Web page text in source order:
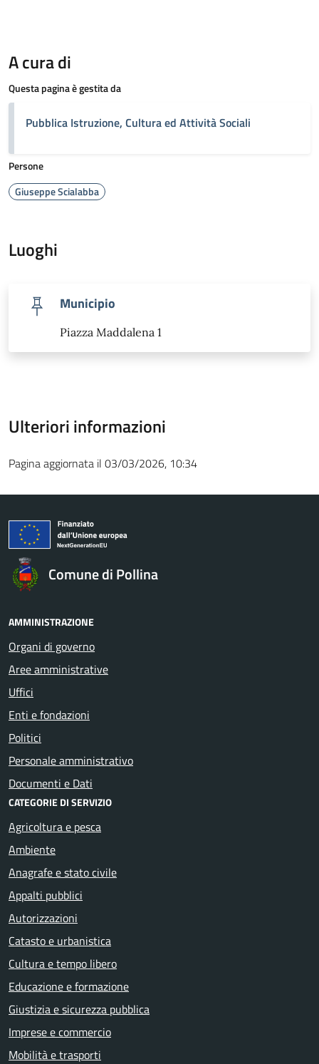
A cura di
Questa pagina è gestita da
Pubblica Istruzione, Cultura ed Attività Sociali
Persone
Giuseppe Scialabba
Luoghi
Municipio
Piazza Maddalena 1
Ulteriori informazioni
Pagina aggiornata il 03/03/2026, 10:34
Comune di Pollina
AMMINISTRAZIONE
Organi di governo
Aree amministrative
Uffici
Enti e fondazioni
Politici
Personale amministrativo
Documenti e Dati
CATEGORIE DI SERVIZIO
Agricoltura e pesca
Ambiente
Anagrafe e stato civile
Appalti pubblici
Autorizzazioni
Catasto e urbanistica
Cultura e tempo libero
Educazione e formazione
Giustizia e sicurezza pubblica
Imprese e commercio
Mobilità e trasporti